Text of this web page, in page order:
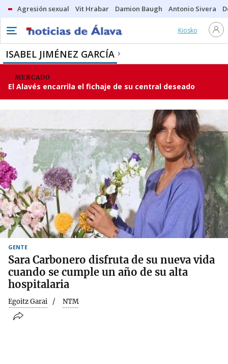
Agresión sexual Vit Hrabar Damion Baugh Antonio Sivera
Kiosko
ISABEL JIMÉNEZ GARCÍA
MERCADO
El Alavés encarrila el fichaje de su central deseado
GENTE
Sara Carbonero disfruta de su nueva vida
cuando se cumple un año de su alta
hospitalaria
Egoitz Garai NTM